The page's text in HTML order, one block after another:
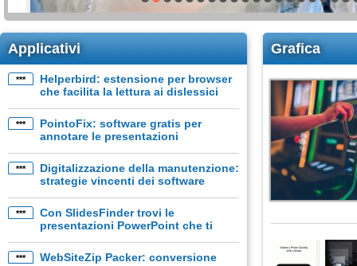
Applicativi
***
Helperbird: estensione per browser
che facilita la lettura ai dislessici
***
PointoFix: software gratis per
annotare le presentazioni
***
Digitalizzazione della manutenzione:
strategie vincenti dei software
***
Con SlidesFinder trovi le
presentazioni PowerPoint che ti
***
WebSiteZip Packer: conversione
Grafica